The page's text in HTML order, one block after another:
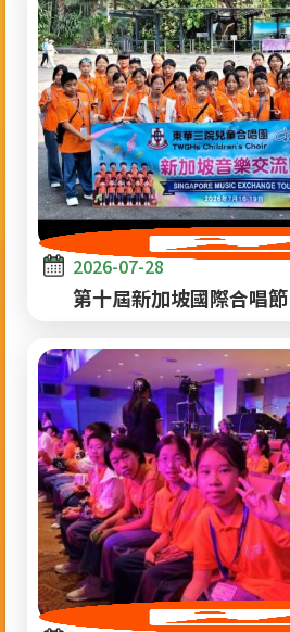
2026-07-28
第十屆新加坡國際合唱